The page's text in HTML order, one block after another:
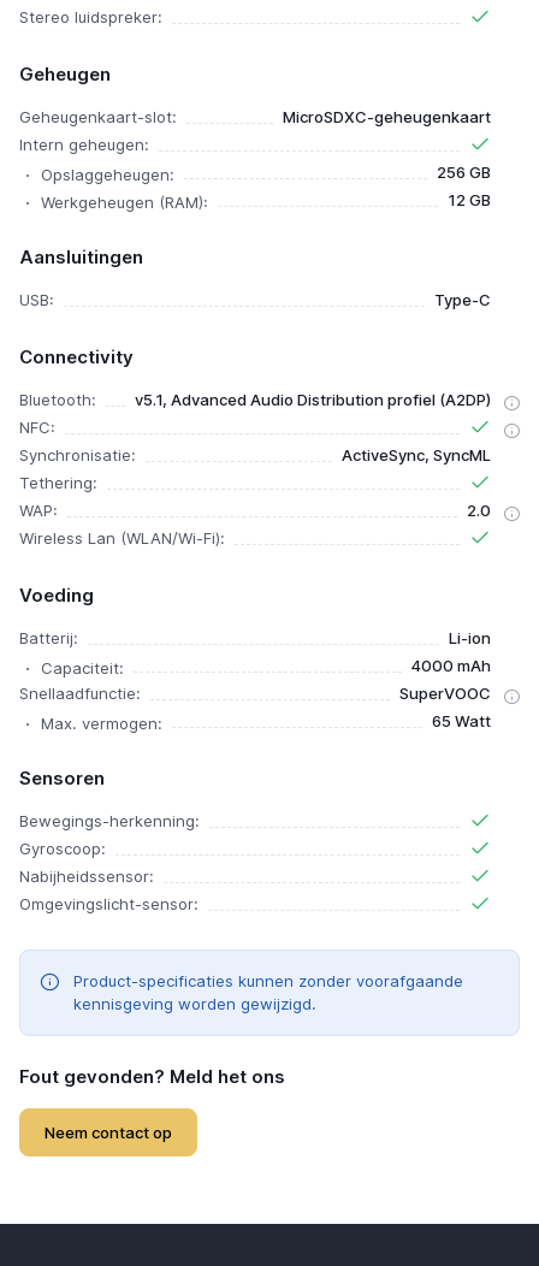
Stereo luidspreker:
Geheugen
Geheugenkaart-slot:
MicroSDXC-geheugenkaart
Intern geheugen:
Opslaggeheugen:
256 GB
Werkgeheugen (RAM):
12 GB
Aansluitingen
USB: Type-C
Connectivity
Bluetooth:
v5.1, Advanced Audio Distribution profiel (A2DP)
NFC:
Synchronisatie:
ActiveSync, SyncML
Tethering:
WAP:
2.0
Wireless Lan (WLAN/Wi-Fi):
Voeding
Batterij:
Li-ion
Capaciteit:
4000 mAh
Snellaadfunctie:
SuperVOOC
Max. vermogen:
65 Watt
Sensoren
Bewegings-herkenning:
Gyroscoop:
Nabijheidssensor:
Omgevingslicht-sensor:
Product-specificaties kunnen zonder voorafgaande
kennisgeving worden gewijzigd.
Fout gevonden? Meld het ons
Neem contact op